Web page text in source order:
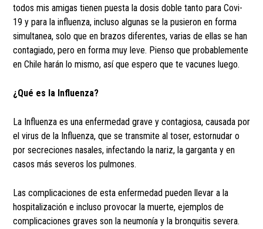
todos mis amigas tienen puesta la dosis doble tanto para Covi-
19 y para la influenza, incluso algunas se la pusieron en forma
simultanea, solo que en brazos diferentes, varias de ellas se han
contagiado, pero en forma muy leve. Pienso que probablemente
en Chile harán lo mismo, así que espero que te vacunes luego.
¿Qué es la Influenza?
La Influenza es una enfermedad grave y contagiosa, causada por
el virus de la Influenza, que se transmite al toser, estornudar o
por secreciones nasales, infectando la nariz, la garganta y en
casos más severos los pulmones.
Las complicaciones de esta enfermedad pueden llevar a la
hospitalización e incluso provocar la muerte, ejemplos de
complicaciones graves son la neumonía y la bronquitis severa.